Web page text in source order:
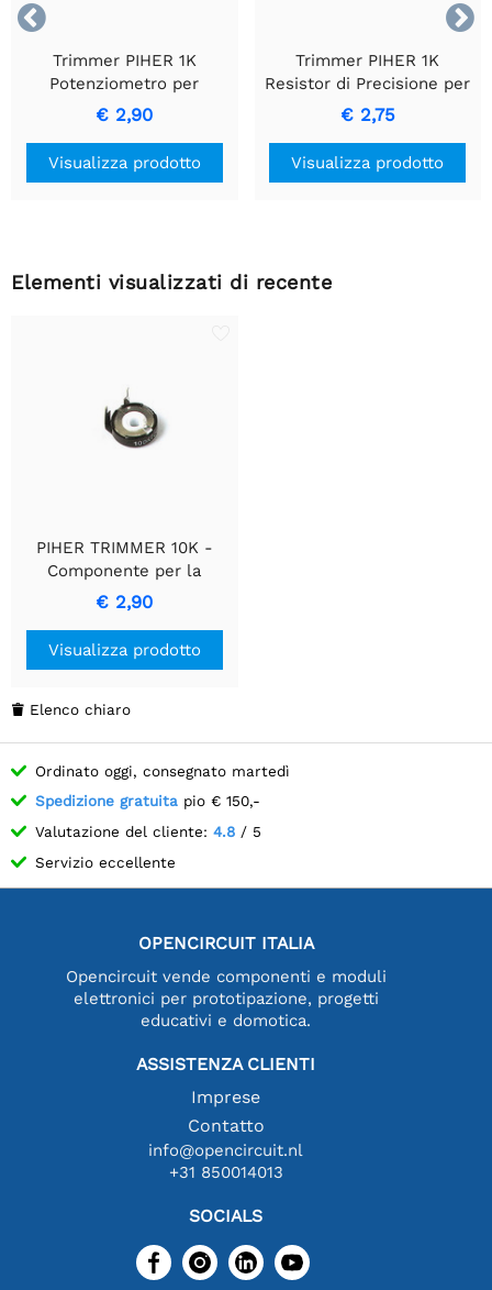


Trimmer PIHER 1K
Potenziometro per
Regolazioni Precise
€ 2,90
Visualizza prodotto
Trimmer PIHER 1K
Resistor di Precisione per
il Controllo
€ 2,75
Visualizza prodotto
Elementi visualizzati di recente
PIHER TRIMMER 10K -
Componente per la
Calibrazione di Precisione
€ 2,90
Visualizza prodotto
 Elenco chiaro
Ordinato oggi, consegnato martedì
Spedizione gratuita pio € 150,-
Valutazione del cliente: 4.8 / 5
Servizio eccellente
OPENCIRCUIT ITALIA
Opencircuit vende componenti e moduli
elettronici per prototipazione, progetti
educativi e domotica.
ASSISTENZA CLIENTI
Imprese
Contatto
info@opencircuit.nl
+31 850014013
SOCIALS